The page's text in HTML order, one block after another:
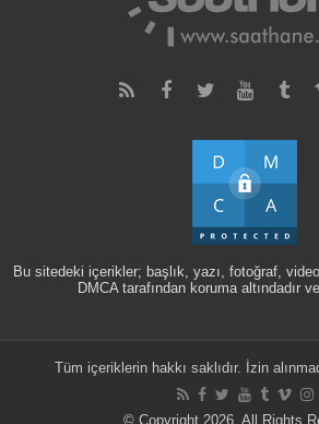
Bu sitedeki içerikler; başlık, yazı, fotoğraf,
DMCA tarafından koruma altındadır
Tüm içeriklerin hakkı saklıdır. İzin
© Copyright 2026, All Rights